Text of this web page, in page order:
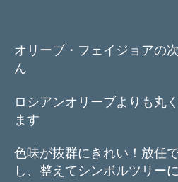
オリーブ・フェイジョアの
ん
ロシアンオリーブよりも丸
ます
色味が抜群にきれい！放任
し、整えてシンボルツリー